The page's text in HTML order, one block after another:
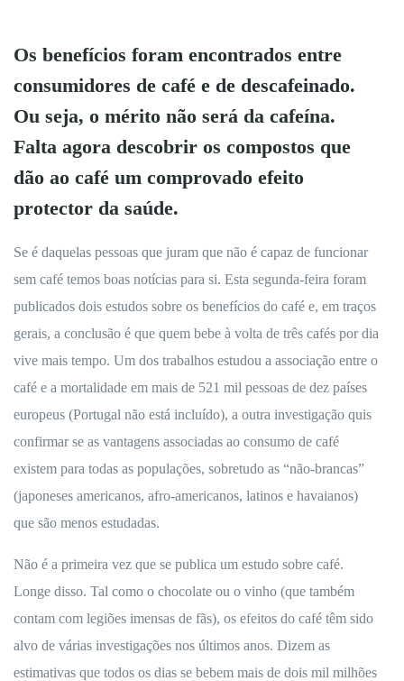
Os benefícios foram encontrados entre
consumidores de café e de descafeinado.
Ou seja, o mérito não será da cafeína.
Falta agora descobrir os compostos que
dão ao café um comprovado efeito
protector da saúde.
Se é daquelas pessoas que juram que não é capaz de funcionar
sem café temos boas notícias para si. Esta segunda-feira foram
publicados dois estudos sobre os benefícios do café e, em traços
gerais, a conclusão é que quem bebe à volta de três cafés por dia
vive mais tempo. Um dos trabalhos estudou a associação entre o
café e a mortalidade em mais de 521 mil pessoas de dez países
europeus (Portugal não está incluído), a outra investigação quis
confirmar se as vantagens associadas ao consumo de café
existem para todas as populações, sobretudo as “não-brancas”
(japoneses americanos, afro-americanos, latinos e havaianos)
que são menos estudadas.
Não é a primeira vez que se publica um estudo sobre café.
Longe disso. Tal como o chocolate ou o vinho (que também
contam com legiões imensas de fãs), os efeitos do café têm sido
alvo de várias investigações nos últimos anos. Dizem as
estimativas que todos os dias se bebem mais de dois mil milhões